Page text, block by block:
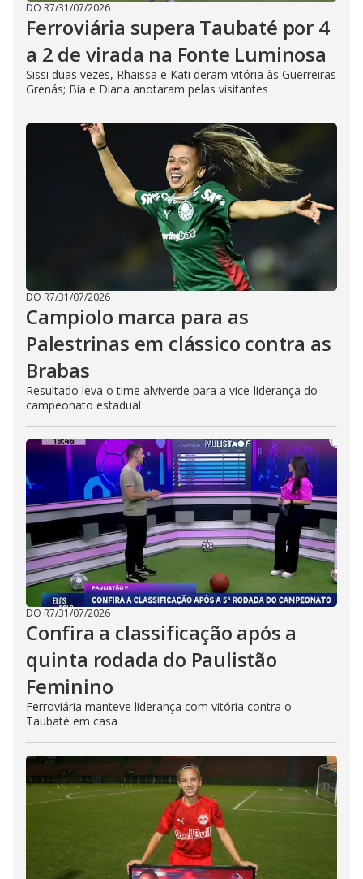
DO R7/31/07/2026
Ferroviária supera Taubaté por 4
a 2 de virada na Fonte Luminosa
Sissi duas vezes, Rhaissa e Kati deram vitória às Guerreiras
Grenás; Bia e Diana anotaram pelas visitantes
DO R7/31/07/2026
Campiolo marca para as
Palestrinas em clássico contra as
Brabas
Resultado leva o time alviverde para a vice-liderança do
campeonato estadual
DO R7/31/07/2026
Confira a classificação após a
quinta rodada do Paulistão
Feminino
Ferroviária manteve liderança com vitória contra o
Taubaté em casa